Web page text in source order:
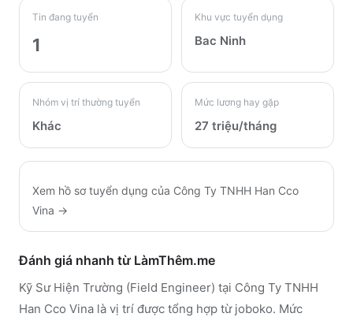
Tin đang tuyển
1
Khu vực tuyển dụng
Bac Ninh
Nhóm vị trí thường tuyển
Khác
Mức lương hay gặp
27 triệu/tháng
Xem hồ sơ tuyển dụng của Công Ty TNHH Han Cco
Vina →
Đánh giá nhanh từ LàmThêm.me
Kỹ Sư Hiện Trường (Field Engineer) tại Công Ty TNHH
Han Cco Vina là vị trí được tổng hợp từ joboko. Mức